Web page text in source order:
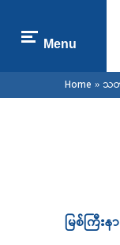
Menu
You are
Home » သတ
မြစ်ကြီး
Pages